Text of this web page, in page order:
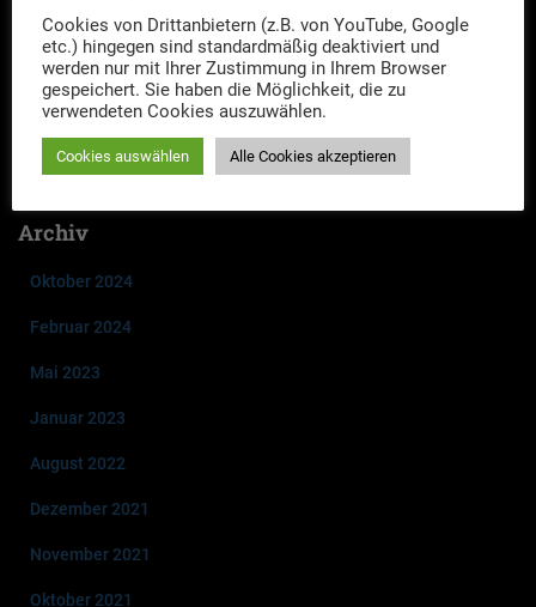
tomzuEin Fall für Die Drei Herren – Das Geheimnis des
Steinzeitgrabes
Friederike LührzuEin Fall für die drei Herren – Premiere des
neuen Falles 2023 „Mord im Akkord“
Archiv
Oktober 2024
Februar 2024
Mai 2023
Januar 2023
August 2022
Dezember 2021
November 2021
Oktober 2021
Cookies von Drittanbietern (z.B. von YouTube, Google
etc.) hingegen sind standardmäßig deaktiviert und
werden nur mit Ihrer Zustimmung in Ihrem Browser
gespeichert. Sie haben die Möglichkeit, die zu
verwendeten Cookies auszuwählen.
Cookies auswählen Alle Cookies akzeptieren